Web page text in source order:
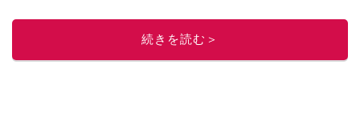
このイチオシストの他の記事を読む
続きを読む＞